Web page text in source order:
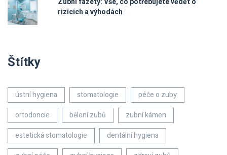
rizicích a výhodách
Štítky
ústní hygiena stomatologie
péče o zuby
ortodoncie
bělení zubů
zubní kámen
estetická stomatologie
dentální hygiena